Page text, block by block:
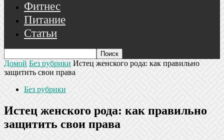
Фитнес
Питание
Статьи
Домой Без рубрики Истец женского рода: как правильно
защитить свои права
Без рубрики
Истец женского рода: как правильно
защитить свои права